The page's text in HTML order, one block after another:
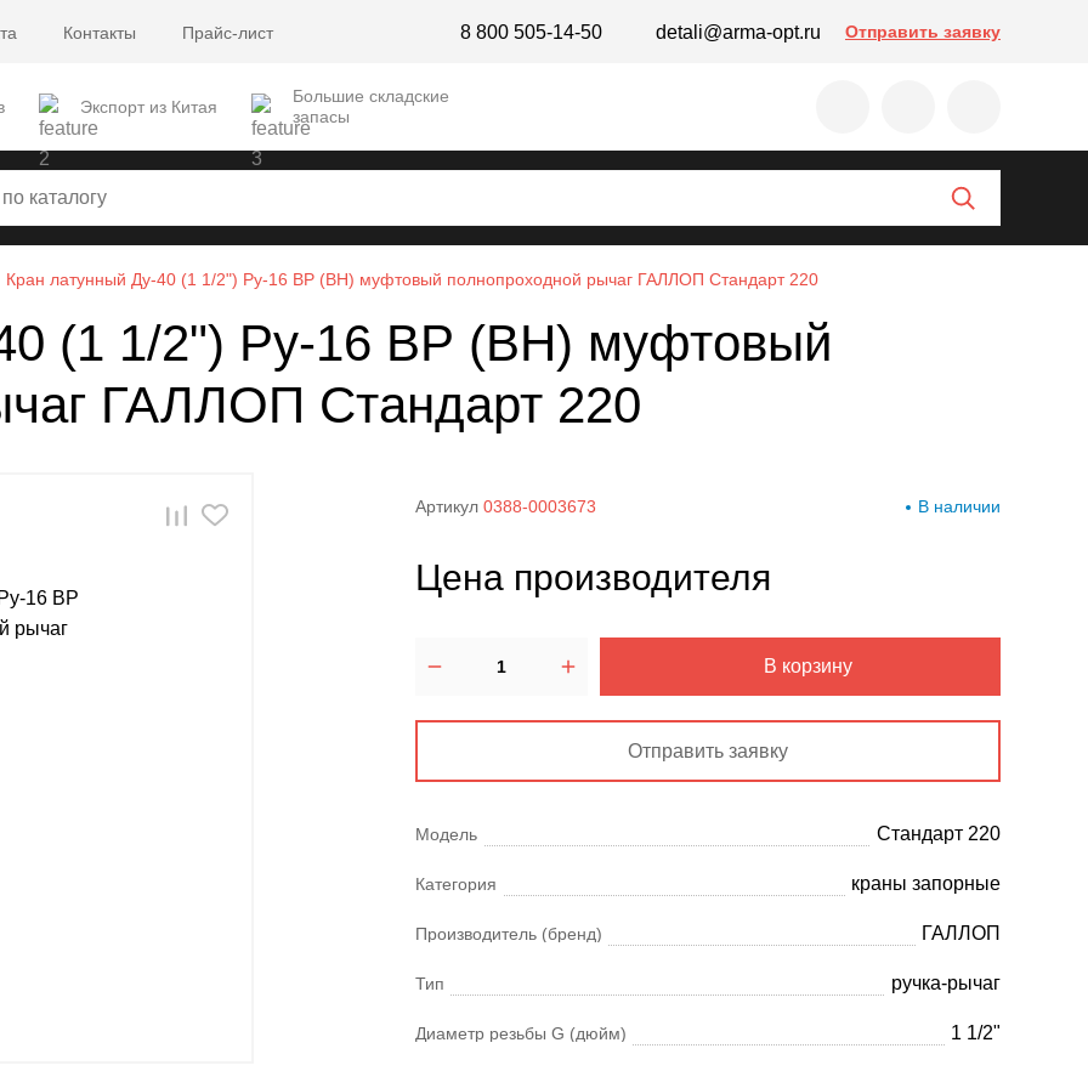
Контакты Прайс-лист 8 800 505-14-50 detali@arma-opt.ru Отправить заявку
Экспорт из Китая
Большие складские
запасы
Кран латунный Ду-40 (1 1/2") Ру-16 ВР (ВН) муфтовый полнопроходной рычаг ГАЛЛОП Стандарт 220
(1 1/2") Ру-16 ВР (ВН) муфтовый
ГАЛЛОП Стандарт 220
Артикул 0388-0003673 В наличии
Цена производителя
В корзину
Отправить заявку
Модель Стандарт 220
Категория краны запорные
Производитель (бренд) ГАЛЛОП
Тип ручка-рычаг
Диаметр резьбы G (дюйм) 1 1/2"